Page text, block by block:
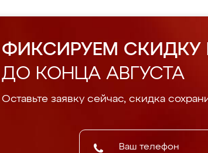
ФИКСИРУЕМ СКИДКУ
ДО КОНЦА АВГУСТА
Оставьте заявку сейчас, скидка